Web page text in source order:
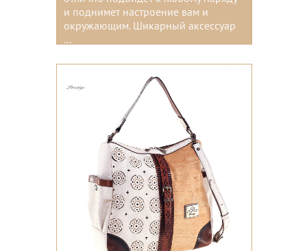
и поднимет настроение вам и
окружающим. Шикарный аксессуар
...
Цвета: